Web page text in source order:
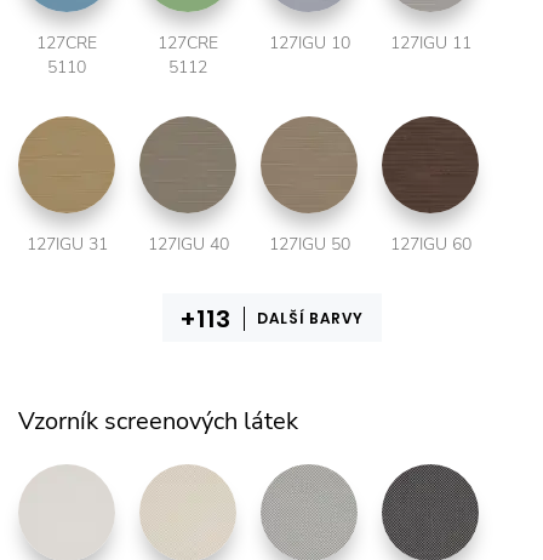
127CRE
5110
127CRE
5112
127IGU 10 127IGU 11
127IGU 31 127IGU 40 127IGU 50 127IGU 60
DALŠÍ BARVY
Vzorník screenových látek